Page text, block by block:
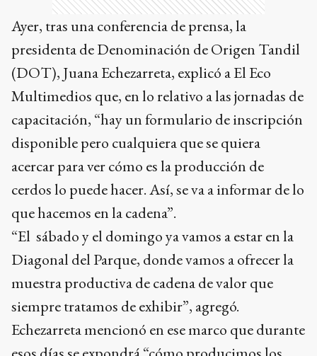
Ayer, tras una conferencia de prensa, la
presidenta de Denominación de Origen Tandil
(DOT), Juana Echezarreta, explicó a El Eco
Multimedios que, en lo relativo a las jornadas de
capacitación, “hay un formulario de inscripción
disponible pero cualquiera que se quiera
acercar para ver cómo es la producción de
cerdos lo puede hacer. Así, se va a informar de lo
que hacemos en la cadena”.
“El sábado y el domingo ya vamos a estar en la
Diagonal del Parque, donde vamos a ofrecer la
muestra productiva de cadena de valor que
siempre tratamos de exhibir”, agregó.
Echezarreta mencionó en ese marco que durante